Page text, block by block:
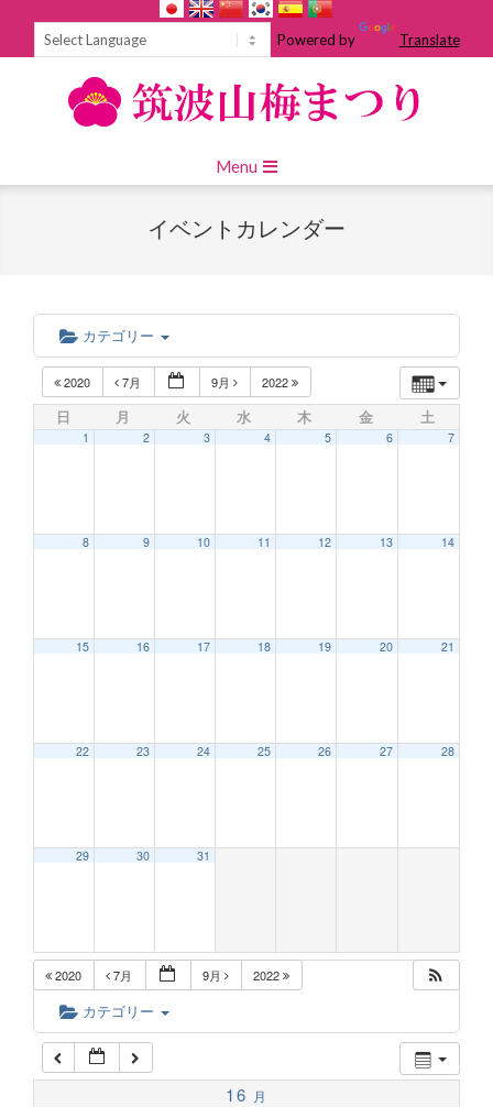
Powered by Translate
Navigation
Menu
イベントカレンダー
カテゴリー
2020 7月 9月 2022
日 月 火 水 木 金 土
1 2 3 4 5 6 7
8 9 10 11 12 13 14
15 16 17 18 19 20 21
22 23 24 25 26 27 28
29 30 31
2020 7月 9月 2022
カテゴリー
16 月
2:00 AM
6:00 AM
7:00 AM